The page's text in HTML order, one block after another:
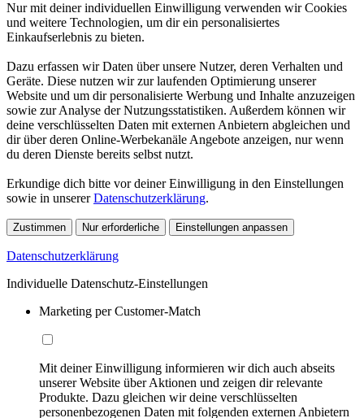
Nur mit deiner individuellen Einwilligung verwenden wir Cookies
und weitere Technologien, um dir ein personalisiertes
Einkaufserlebnis zu bieten.
Dazu erfassen wir Daten über unsere Nutzer, deren Verhalten und
Geräte. Diese nutzen wir zur laufenden Optimierung unserer
Website und um dir personalisierte Werbung und Inhalte anzuzeigen
sowie zur Analyse der Nutzungsstatistiken. Außerdem können wir
deine verschlüsselten Daten mit externen Anbietern abgleichen und
dir über deren Online-Werbekanäle Angebote anzeigen, nur wenn
du deren Dienste bereits selbst nutzt.
Erkundige dich bitte vor deiner Einwilligung in den Einstellungen
sowie in unsererDatenschutzerklärung.
Zustimmen Nur erforderliche Einstellungen anpassen
Datenschutzerklärung
Individuelle Datenschutz-Einstellungen
Marketing per Customer-Match
Mit deiner Einwilligung informieren wir dich auch abseits
unserer Website über Aktionen und zeigen dir relevante
Produkte. Dazu gleichen wir deine verschlüsselten
personenbezogenen Daten mit folgenden externen Anbietern